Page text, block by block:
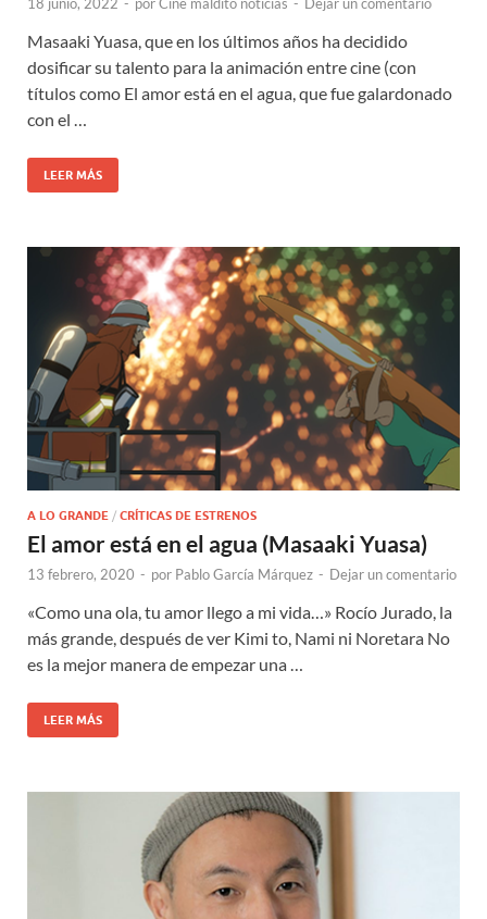
Masaaki Yuasa, que en los últimos años ha decidido
dosificar su talento para la animación entre cine (con
títulos como El amor está en el agua, que fue galardonado
con el …
LEER MÁS
A LO GRANDE / CRÍTICAS DE ESTRENOS
El amor está en el agua (Masaaki Yuasa)
13 febrero, 2020 - por Pablo García Márquez - Dejar un comentario
«Como una ola, tu amor llego a mi vida…» Rocío Jurado, la
más grande, después de ver Kimi to, Nami ni Noretara No
es la mejor manera de empezar una …
LEER MÁS